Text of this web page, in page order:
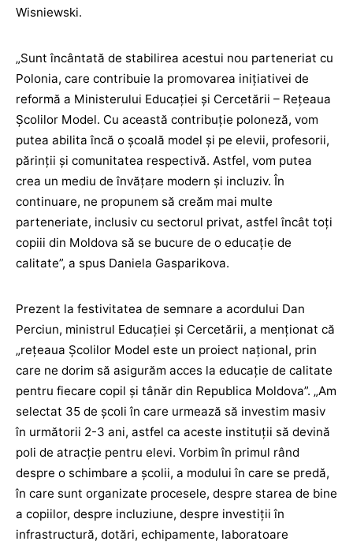
Wisniewski.
„Sunt încântată de stabilirea acestui nou parteneriat cu
Polonia, care contribuie la promovarea inițiativei de
reformă a Ministerului Educației și Cercetării – Rețeaua
Școlilor Model. Cu această contribuție poloneză, vom
putea abilita încă o școală model și pe elevii, profesorii,
părinții și comunitatea respectivă. Astfel, vom putea
crea un mediu de învățare modern și incluziv. În
continuare, ne propunem să creăm mai multe
parteneriate, inclusiv cu sectorul privat, astfel încât toți
copiii din Moldova să se bucure de o educație de
calitate”, a spus Daniela Gasparikova.
Prezent la festivitatea de semnare a acordului Dan
Perciun, ministrul Educației și Cercetării, a menționat că
„rețeaua Școlilor Model este un proiect național, prin
care ne dorim să asigurăm acces la educație de calitate
pentru fiecare copil și tânăr din Republica Moldova”. „Am
selectat 35 de școli în care urmează să investim masiv
în următorii 2-3 ani, astfel ca aceste instituții să devină
poli de atracție pentru elevi. Vorbim în primul rând
despre o schimbare a şcolii, a modului în care se predă,
în care sunt organizate procesele, despre starea de bine
a copiilor, despre incluziune, despre investiţii în
infrastructură, dotări, echipamente, laboratoare